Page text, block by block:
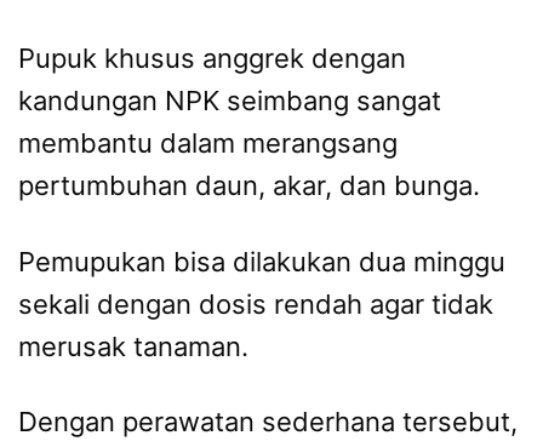
Pupuk khusus anggrek dengan
kandungan NPK seimbang sangat
membantu dalam merangsang
pertumbuhan daun, akar, dan bunga.
Pemupukan bisa dilakukan dua minggu
sekali dengan dosis rendah agar tidak
merusak tanaman.
Dengan perawatan sederhana tersebut,